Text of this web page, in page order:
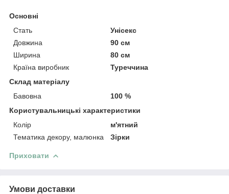
Основні
Стать
Унісекс
Довжина
90 см
Ширина
80 см
Країна виробник
Туреччина
Склад матеріалу
Бавовна
100 %
Користувальницькі характеристики
Колір
м'ятний
Тематика декору, малюнка
Зірки
Приховати
Умови доставки